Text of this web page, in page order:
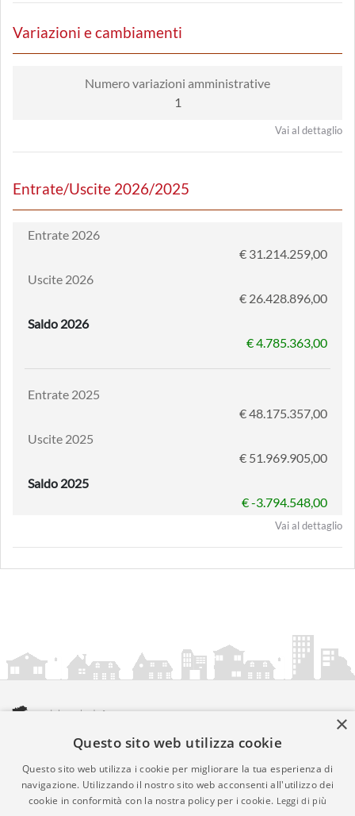
Variazioni e cambiamenti
Numero variazioni amministrative
1
Vai al dettaglio
Entrate/Uscite 2026/2025
Entrate 2026
€ 31.214.259,00
Uscite 2026
€ 26.428.896,00
Saldo 2026
€ 4.785.363,00
Entrate 2025
€ 48.175.357,00
Uscite 2025
€ 51.969.905,00
Saldo 2025
€ -3.794.548,00
Vai al dettaglio
amministrazionicomunali.it è una iniziativa diartemedia.it
© Copyright MMXXIV - P.IVA 05400000724
Informazioni sul servizio |Informativa Privacy| Informativa
Cookies • Time 0.008
×
Questo sito web utilizza cookie
Questo sito web utilizza i cookie per migliorare la tua esperienza di
navigazione. Utilizzando il nostro sito web acconsenti all'utilizzo dei
cookie in conformità con la nostra policy per i cookie. Leggi di più